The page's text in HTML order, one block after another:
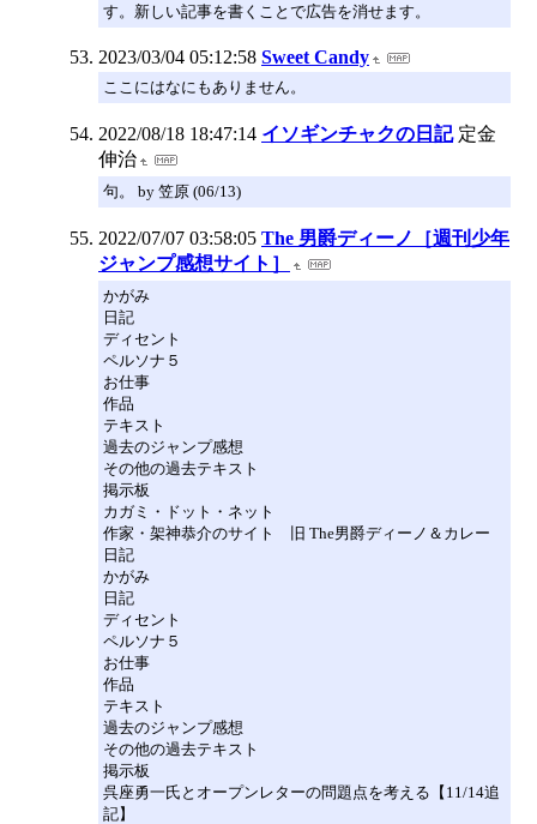
す。新しい記事を書くことで広告を消せます。
2023/03/04 05:12:58 Sweet Candy
ここにはなにもありません。
2022/08/18 18:47:14 イソギンチャクの日記 定金
伸治
句。 by 笠原 (06/13)
2022/07/07 03:58:05 The 男爵ディーノ［週刊少年
ジャンプ感想サイト］
かがみ
日記
ディセント
ペルソナ５
お仕事
作品
テキスト
過去のジャンプ感想
その他の過去テキスト
掲示板
カガミ・ドット・ネット
作家・架神恭介のサイト 旧 The男爵ディーノ＆カレー
日記
かがみ
日記
ディセント
ペルソナ５
お仕事
作品
テキスト
過去のジャンプ感想
その他の過去テキスト
掲示板
呉座勇一氏とオープンレターの問題点を考える【11/14追
記】